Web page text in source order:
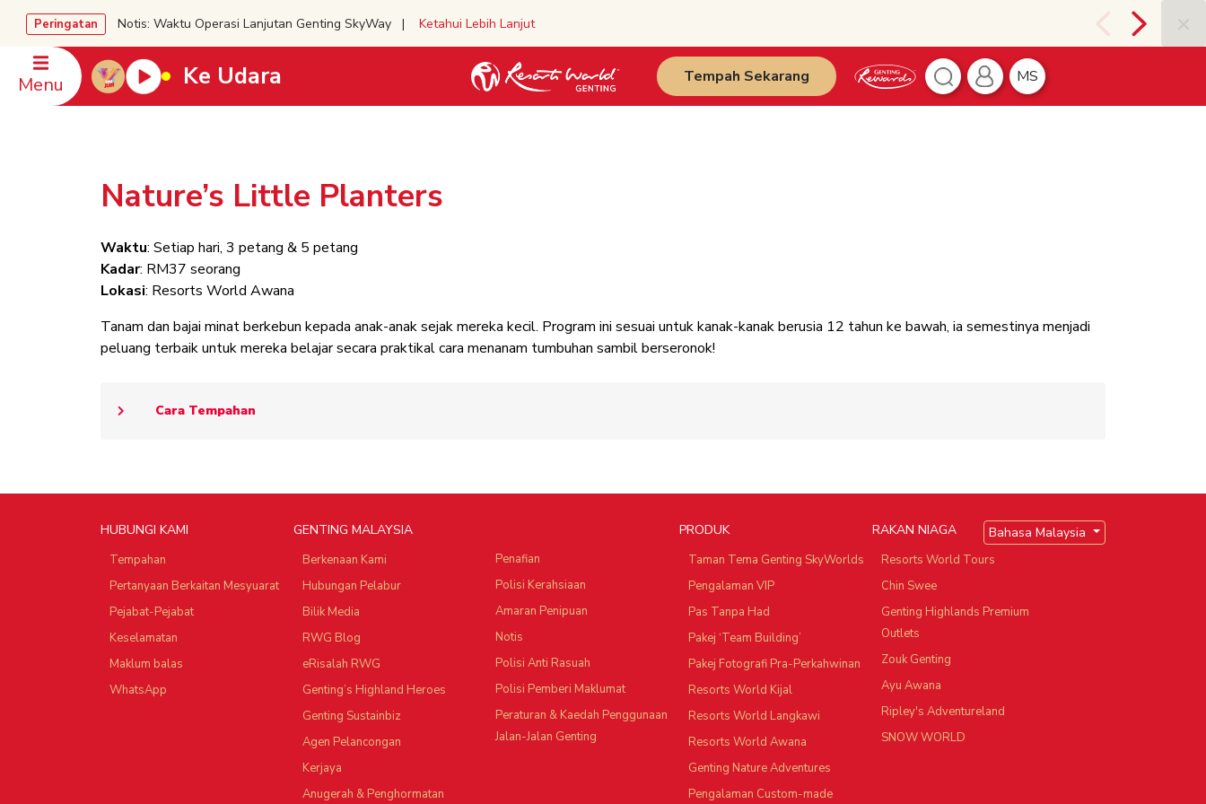
Peringatan Notis: Waktu Operasi Lanjutan Genting SkyWay | Ketahui Lebih Lanjut
Menu Ke Udara Tempah Sekarang MS
Nature’s Little Planters
Waktu: Setiap hari, 3 petang & 5 petang
Kadar: RM37 seorang
Lokasi: Resorts World Awana
Tanam dan bajai minat berkebun kepada anak-anak sejak mereka kecil. Program ini sesuai untuk kanak-kanak berusia 12 tahun ke bawah, ia semestinya menjadi
peluang terbaik untuk mereka belajar secara praktikal cara menanam tumbuhan sambil berseronok!
Cara Tempahan
HUBUNGI KAMI
Tempahan
Pertanyaan Berkaitan Mesyuarat
Pejabat-Pejabat
Keselamatan
Maklum balas
WhatsApp
GENTING MALAYSIA
Berkenaan Kami
Hubungan Pelabur
Bilik Media
RWG Blog
eRisalah RWG
Genting’s Highland Heroes
Genting Sustainbiz
Agen Pelancongan
Kerjaya
Anugerah & Penghormatan
Penafian
Polisi Kerahsiaan
Amaran Penipuan
Notis
Polisi Anti Rasuah
Polisi Pemberi Maklumat
Peraturan & Kaedah Penggunaan
Jalan-Jalan Genting
PRODUK
Taman Tema Genting SkyWorlds
Pengalaman VIP
Pas Tanpa Had
Pakej ‘Team Building’
Pakej Fotografi Pra-Perkahwinan
Resorts World Kijal
Resorts World Langkawi
Resorts World Awana
Genting Nature Adventures
Pengalaman Custom-made
RAKAN NIAGA
Resorts World Tours
Chin Swee
Genting Highlands Premium
Outlets
Zouk Genting
Ayu Awana
Ripley's Adventureland
SNOW WORLD
Bahasa Malaysia